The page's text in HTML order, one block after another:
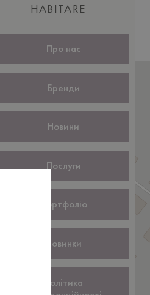
HABITARE
Про нас
Бренди
Новини
Послуги
Портфоліо
Новинки
Політика